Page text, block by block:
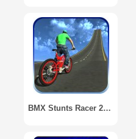
BMX Stunts Racer 2017